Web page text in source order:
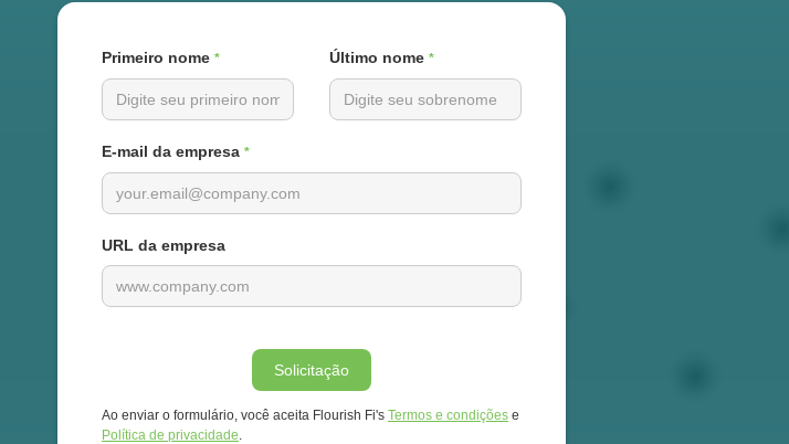
Primeiro nome * Último nome *
E-mail da empresa *
URL da empresa
Ao enviar o formulário, você aceita Flourish Fi's Termos e condições e
Política de privacidade.